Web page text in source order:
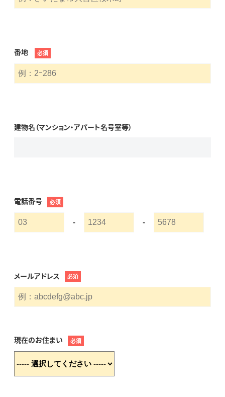
番地 必須
建物名（マンション・アパート名号室等）
電話番号 必須
- -
メールアドレス 必須
現在のお住まい 必須